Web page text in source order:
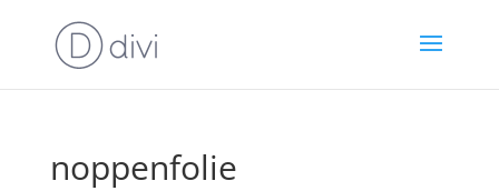
noppenfolie